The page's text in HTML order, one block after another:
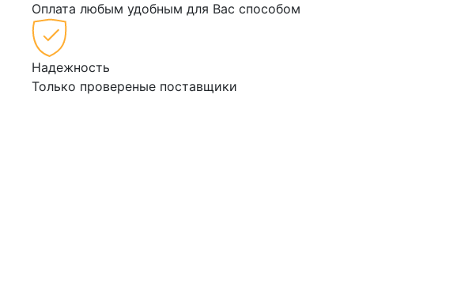
Оплата любым удобным для Вас способом
Надежность
Только провереные поставщики